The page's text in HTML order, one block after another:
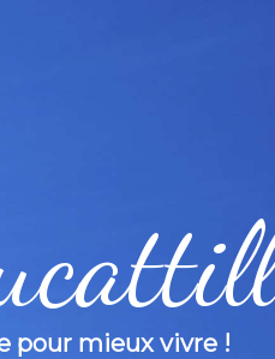
pour mieux vivre !